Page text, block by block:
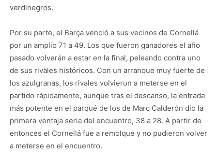
verdinegros.
Por su parte, el Barça venció a sus vecinos de Cornellá
por un amplio 71 a 49. Los que fueron ganadores el año
pasado volverán a estar en la final, peleando contra uno
de sus rivales históricos. Con un arranque muy fuerte de
los azulgranas, los rivales volvieron a meterse en el
partido rápidamente, aunque tras el descanso, la entrada
más potente en el parqué de los de Marc Calderón dio la
primera ventaja seria del encuentro, 38 a 28. A partir de
entonces el Cornellá fue a remolque y no pudieron volver
a meterse en el encuentro.